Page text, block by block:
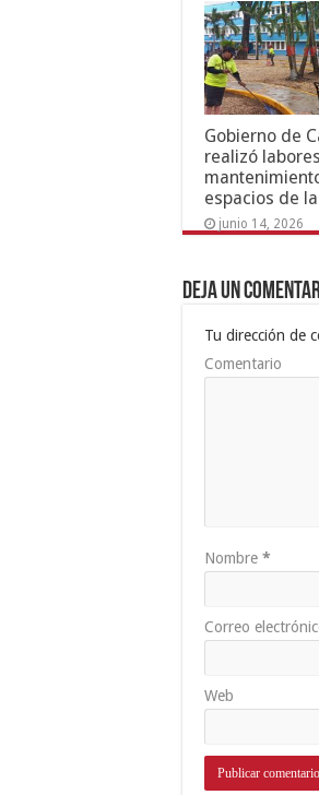
Gobierno de
realizó
espacios de
junio 14, 2026
Deja un
Tu dirección de
Comentario
Nombre *
Correo
Web